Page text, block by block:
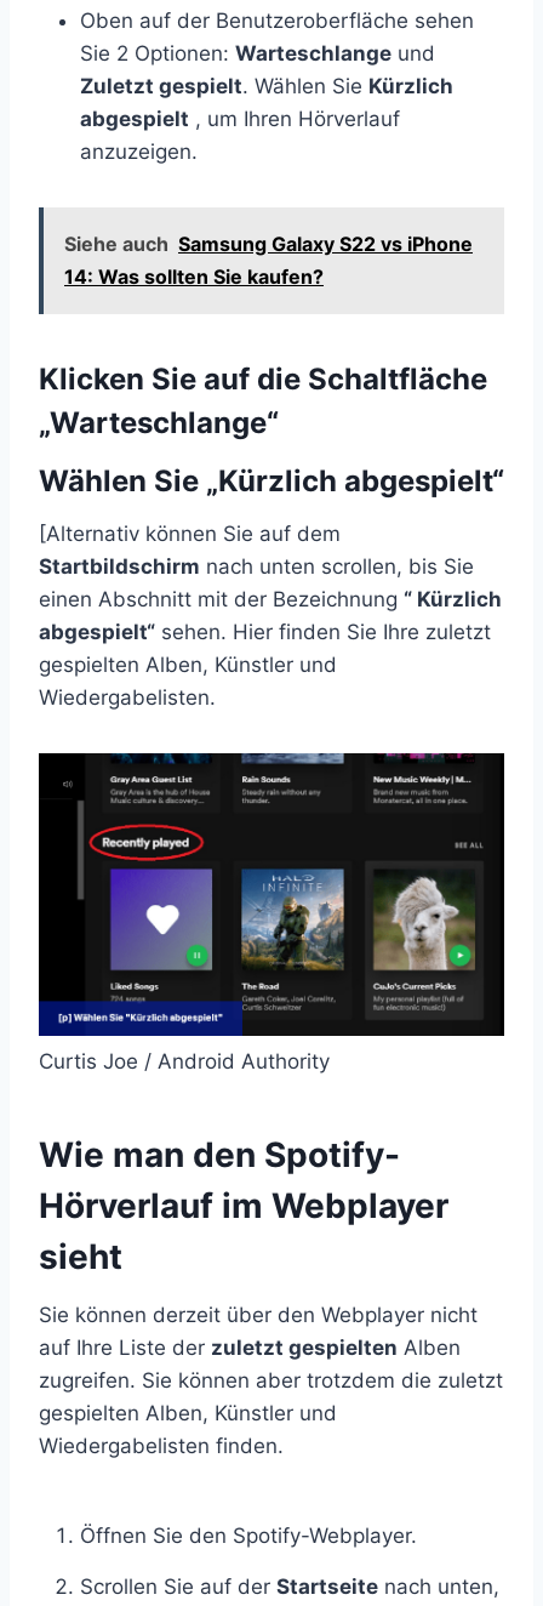
Oben auf der Benutzeroberfläche sehen
Sie 2 Optionen: Warteschlange und
Zuletzt gespielt. Wählen Sie Kürzlich
abgespielt , um Ihren Hörverlauf
anzuzeigen.
Siehe auch Samsung Galaxy S22 vs iPhone
14: Was sollten Sie kaufen?
Klicken Sie auf die Schaltfläche
„Warteschlange“
Wählen Sie „Kürzlich abgespielt“
[Alternativ können Sie auf dem
Startbildschirm nach unten scrollen, bis Sie
einen Abschnitt mit der Bezeichnung “ Kürzlich
abgespielt“ sehen. Hier finden Sie Ihre zuletzt
gespielten Alben, Künstler und
Wiedergabelisten.
Curtis Joe / Android Authority
Wie man den Spotify-
Hörverlauf im Webplayer
sieht
Sie können derzeit über den Webplayer nicht
auf Ihre Liste der zuletzt gespielten Alben
zugreifen. Sie können aber trotzdem die zuletzt
gespielten Alben, Künstler und
Wiedergabelisten finden.
Öffnen Sie den Spotify-Webplayer.
Scrollen Sie auf der Startseite nach unten,